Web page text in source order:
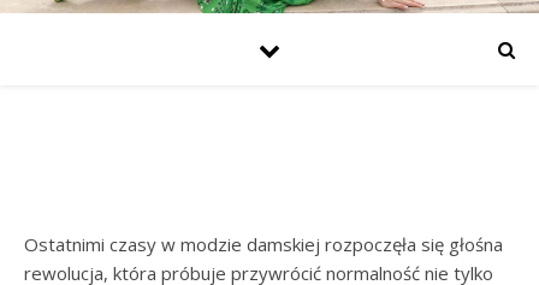
Ostatnimi czasy w modzie damskiej rozpoczęła się głośna
rewolucja, która próbuje przywrócić normalność nie tylko